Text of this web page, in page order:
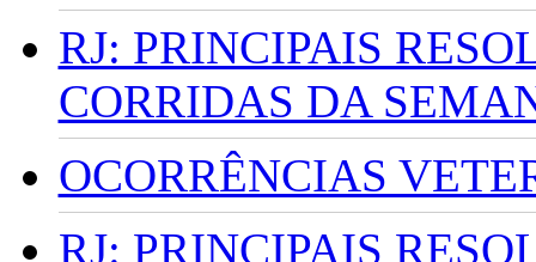
RJ: PRINCIPAIS
CORRIDAS DA
OCORRÊNCIAS
RJ: PRINCIPAIS